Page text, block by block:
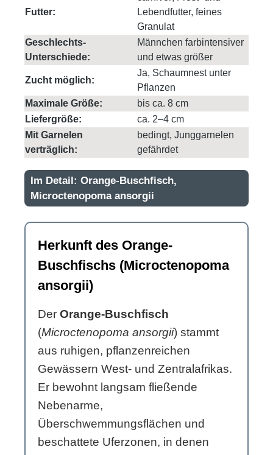
Futter:
Lebendfutter, feines
Granulat
Geschlechts-
Unterschiede:
Männchen farbintensiver
und etwas größer
Zucht möglich:
Ja, Schaumnest unter
Pflanzen
Maximale Größe:
bis ca. 8 cm
Liefergröße:
ca. 2–4 cm
Mit Garnelen
verträglich:
bedingt, Junggarnelen
gefährdet
Im Detail: Orange-Buschfisch,
Microctenopoma ansorgii
Herkunft des Orange-
Buschfischs (Microctenopoma
ansorgii)
Der Orange-Buschfisch
(Microctenopoma ansorgii) stammt
aus ruhigen, pflanzenreichen
Gewässern West- und Zentralafrikas.
Er bewohnt langsam fließende
Nebenarme,
Überschwemmungsflächen und
beschattete Uferzonen, in denen